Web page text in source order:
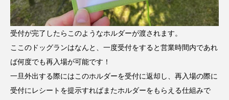
受付が完了したらこのようなホルダーが渡されます。
ここのドッグランはなんと、一度受付をすると営業時間内であれ
ば何度でも再入場が可能です！
一旦外出する際にはこのホルダーを受付に返却し、再入場の際に
受付にレシートを提示すればまたホルダーをもらえる仕組みで